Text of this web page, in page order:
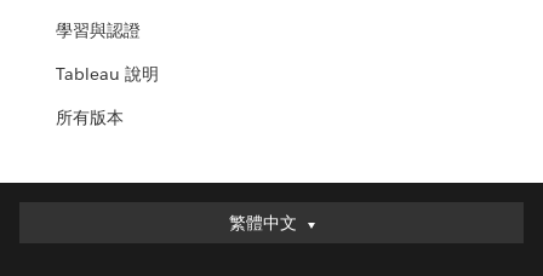
學習與認證
Tableau 說明
所有版本
繁體中文
繁體中文